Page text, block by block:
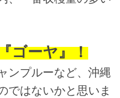
ゴーヤ』！
ンプルーなど、沖縄
ではないかと思いま